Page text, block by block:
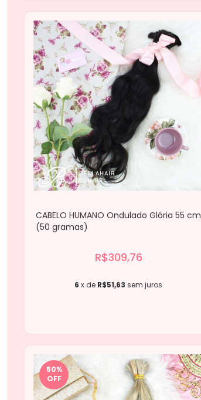
CABELO HUMANO Ondulado Glória 55 cm
(50 gramas)
R$309,76
6 x de R$51,63 sem juros
50%
OFF